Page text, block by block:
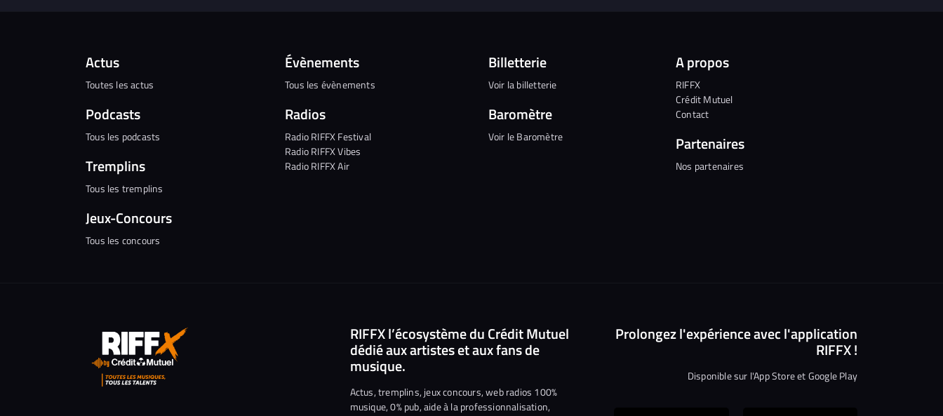
les Cookies !
Actus
Toutes les actus
Podcasts
Tous les podcasts
Tremplins
Tous les tremplins
Jeux-Concours
Tous les concours
Évènements
Tous les évènements
Radios
Radio RIFFX Festival
Radio RIFFX Vibes
Radio RIFFX Air
Billetterie
Voir la billetterie
Baromètre
Voir le Baromètre
A propos
RIFFX
Crédit Mutuel
Contact
Partenaires
Nos partenaires
RIFFX l’écosystème du Crédit Mutuel
dédié aux artistes et aux fans de
musique.
Actus, tremplins, jeux concours, web radios 100%
musique, 0% pub, aide à la professionnalisation,
Prolongez l'expérience avec l'application
RIFFX !
Disponible sur l'App Store et Google Play